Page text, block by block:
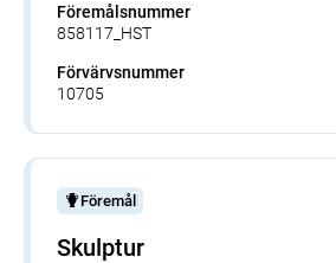
Föremålsnummer
858117_HST
Förvärvsnummer
10705
Föremål
Skulptur